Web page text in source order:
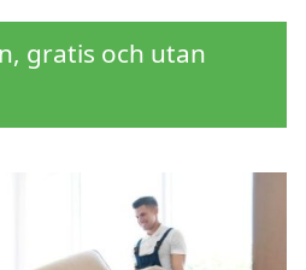
gratis och utan